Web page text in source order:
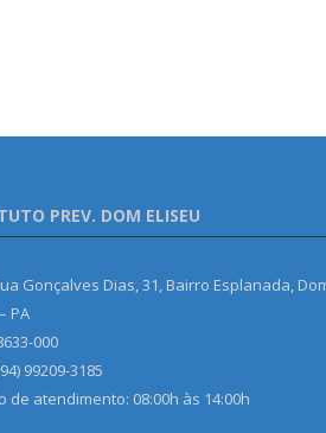
PREV. DOM ELISEU
Gonçalves Dias, 31, Bairro Esplanada,
PA
000
99209-3185
de atendimento: 08:00h às 14:00h